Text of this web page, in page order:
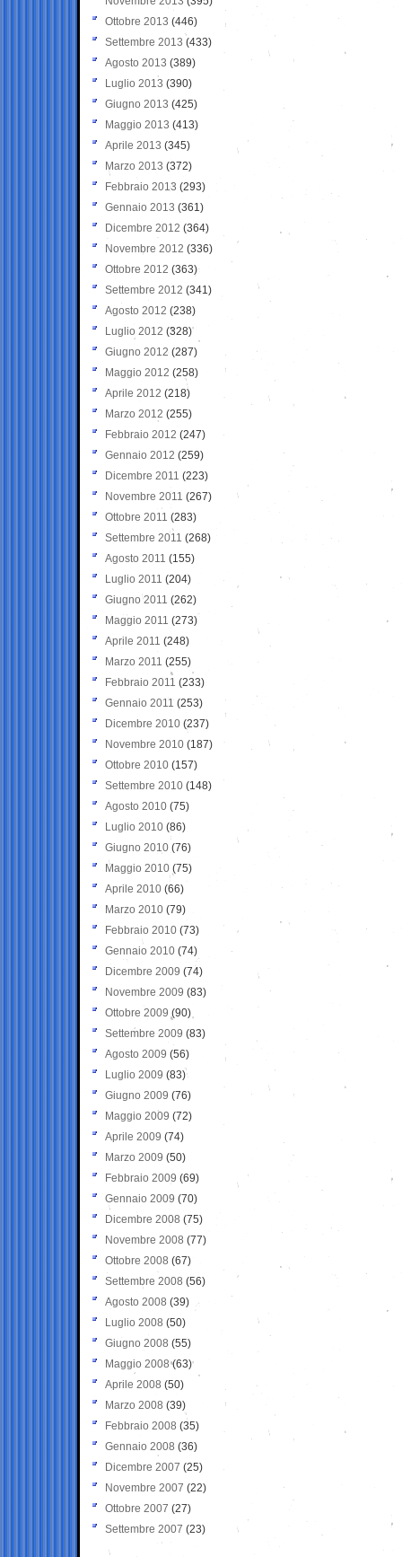
Ottobre 2013 (446)
Settembre 2013 (433)
Agosto 2013 (389)
Luglio 2013 (390)
Giugno 2013 (425)
Maggio 2013 (413)
Aprile 2013 (345)
Marzo 2013 (372)
Febbraio 2013 (293)
Gennaio 2013 (361)
Dicembre 2012 (364)
Novembre 2012 (336)
Ottobre 2012 (363)
Settembre 2012 (341)
Agosto 2012 (238)
Luglio 2012 (328)
Giugno 2012 (287)
Maggio 2012 (258)
Aprile 2012 (218)
Marzo 2012 (255)
Febbraio 2012 (247)
Gennaio 2012 (259)
Dicembre 2011 (223)
Novembre 2011 (267)
Ottobre 2011 (283)
Settembre 2011 (268)
Agosto 2011 (155)
Luglio 2011 (204)
Giugno 2011 (262)
Maggio 2011 (273)
Aprile 2011 (248)
Marzo 2011 (255)
Febbraio 2011 (233)
Gennaio 2011 (253)
Dicembre 2010 (237)
Novembre 2010 (187)
Ottobre 2010 (157)
Settembre 2010 (148)
Agosto 2010 (75)
Luglio 2010 (86)
Giugno 2010 (76)
Maggio 2010 (75)
Aprile 2010 (66)
Marzo 2010 (79)
Febbraio 2010 (73)
Gennaio 2010 (74)
Dicembre 2009 (74)
Novembre 2009 (83)
Ottobre 2009 (90)
Settembre 2009 (83)
Agosto 2009 (56)
Luglio 2009 (83)
Giugno 2009 (76)
Maggio 2009 (72)
Aprile 2009 (74)
Marzo 2009 (50)
Febbraio 2009 (69)
Gennaio 2009 (70)
Dicembre 2008 (75)
Novembre 2008 (77)
Ottobre 2008 (67)
Settembre 2008 (56)
Agosto 2008 (39)
Luglio 2008 (50)
Giugno 2008 (55)
Maggio 2008(63)
Aprile 2008 (50)
Marzo 2008 (39)
Febbraio 2008 (35)
Gennaio 2008 (36)
Dicembre 2007 (25)
Novembre 2007 (22)
Ottobre 2007 (27)
Settembre 2007 (23)